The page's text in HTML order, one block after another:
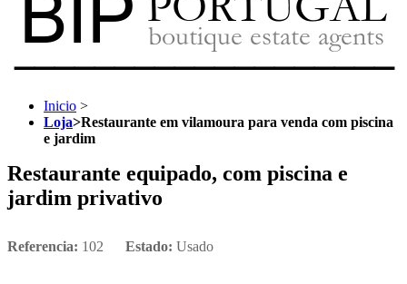
Inicio >
Loja>Restaurante em vilamoura para venda com piscina
e jardim
Restaurante equipado, com piscina e
jardim privativo
Referencia: 102 Estado: Usado